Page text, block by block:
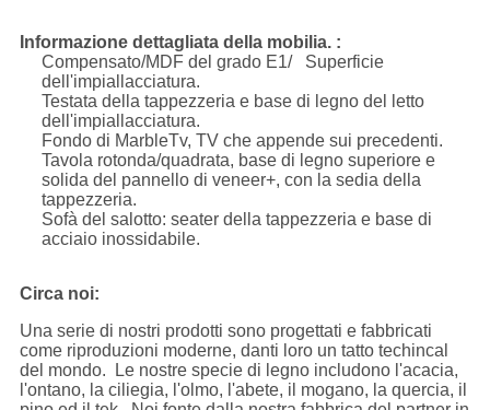
Informazione dettagliata della mobilia. :
Compensato/MDF del grado E1/ Superficie
dell'impiallacciatura.
Testata della tappezzeria e base di legno del letto
dell'impiallacciatura.
Fondo di MarbleTv, TV che appende sui precedenti.
Tavola rotonda/quadrata, base di legno superiore e
solida del pannello di veneer+, con la sedia della
tappezzeria.
Sofà del salotto: seater della tappezzeria e base di
acciaio inossidabile.
Circa noi:
Una serie di nostri prodotti sono progettati e fabbricati
come riproduzioni moderne, danti loro un tatto techincal
del mondo. Le nostre specie di legno includono l'acacia,
l'ontano, la ciliegia, l'olmo, l'abete, il mogano, la quercia, il